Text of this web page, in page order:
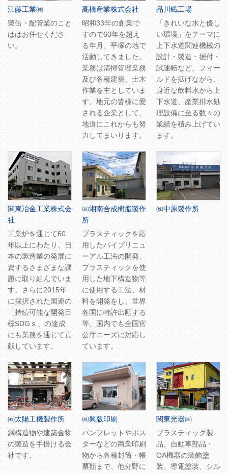
江藤工業㈱
製缶・配管業のこと
ははお任せくださ
い。
髙橋産業株式会社
昭和33年の創業で
すので60年を超え
る年月、平塚の地で
活動してきました。
業務は清掃管理業務
及び各種建築、土木
作業を主としていま
す。地元の皆様に愛
される企業として、
地道にこれからも努
力してまいります。
品川鐵工場
「きれいな水と優し
い環境」をテーマに
上下水道関連機械の
設計・製造・据付・
試運転など、フィー
ルドを拡げながら、
身近な飲料水から上
下水道、産業排水処
理設備に至る数々の
業績を積み上げてい
ます。
関東冶金工業株式会
社
工業炉を通じて60
年以上にわたり、日
本の製造業の発展に
資するさまざまな課
題に取り組んでいま
す。さらに2015年
に採択された国連の
「持続可能な開発目
標SDGｓ」の達成
にも業務を通じて貢
献しています。
㈱湘南合成樹脂製作
所
プラスチィックを応
用したパイプリニュ
ーアル工法の開発、
プラスチィックを使
用した地下構造物等
に使用する工法、材
料を開発をし、世界
各国に特許出願する
等、国内でも全国官
公庁ニーズに対応し
ています。
㈱中原製作所
㈲太陽工機製作所
鋼構造物や建築金物
の製造を手掛ける会
社です。
㈱興版印刷
パンフレットやポス
ターなどの商業印刷
物から各種封筒・帳
票類まで、他分野に
関東光器㈱
プラスティック製
品、自動車部品・
OA機器の装飾塗
装、導電塗装、シル